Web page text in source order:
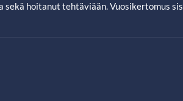
hoitanut tehtäviään. Vuosikertomus